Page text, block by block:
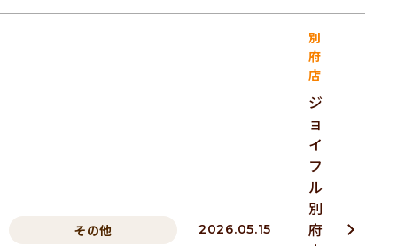
その他 2026.05.15
別
府
店
ジ
ョ
イ
フ
ル
別
府